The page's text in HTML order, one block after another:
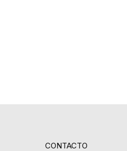
CONTACTO